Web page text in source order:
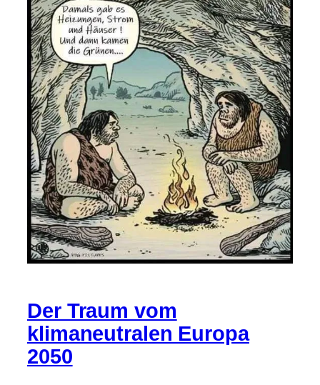
Der Traum vom
klimaneutralen Europa
2050